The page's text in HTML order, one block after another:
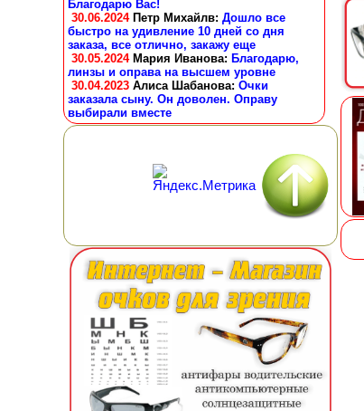
Благодарю Вас!
30.06.2024 Петр Михайлв: Дошло все
быстро на удивление 10 дней со дня
заказа, все отлично, закажу еще
30.05.2024 Мария Иванова: Благодарю,
линзы и оправа на высшем уровне
30.04.2023 Алиса Шабанова: Очки
заказала сыну. Он доволен. Оправу
выбирали вместе